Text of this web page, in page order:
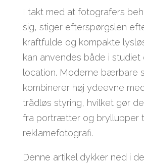
I takt med at fotografers
sig, stiger efterspørgslen
kraftfulde og kompakte
kan anvendes både i studiet
location. Moderne bærbare
kombinerer høj ydeevne
trådløs styring, hvilket gør
fra portrætter og bryllupper
reklamefotografi.
Denne artikel dykker ned i